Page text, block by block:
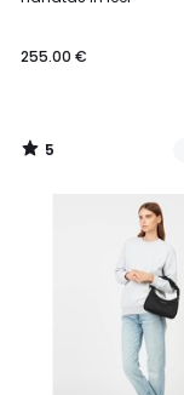
255.00 €
5
/